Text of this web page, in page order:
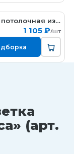
RW076Розетка потолочная из гипса гипсовая с орнаментом
1 105 ₽/шт
(арт.